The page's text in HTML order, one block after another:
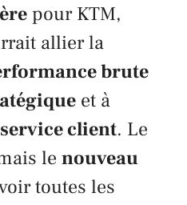
pourKTM,
allier la
brute
et à
client. Le
le nouveau
toutes les